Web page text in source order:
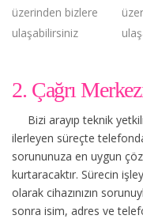
üzerinden bizlere
ulaşabilirsiniz
2. Çağrı
Bizi arayıp teknik
ilerleyen süreçte
sorununuza en uygun
kurtaracaktır. Sürecin
olarak cihazınızın
sonra isim, adres ve